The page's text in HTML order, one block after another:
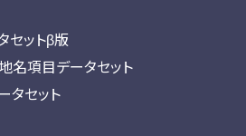
セットβ版
名項目データセット
タセット